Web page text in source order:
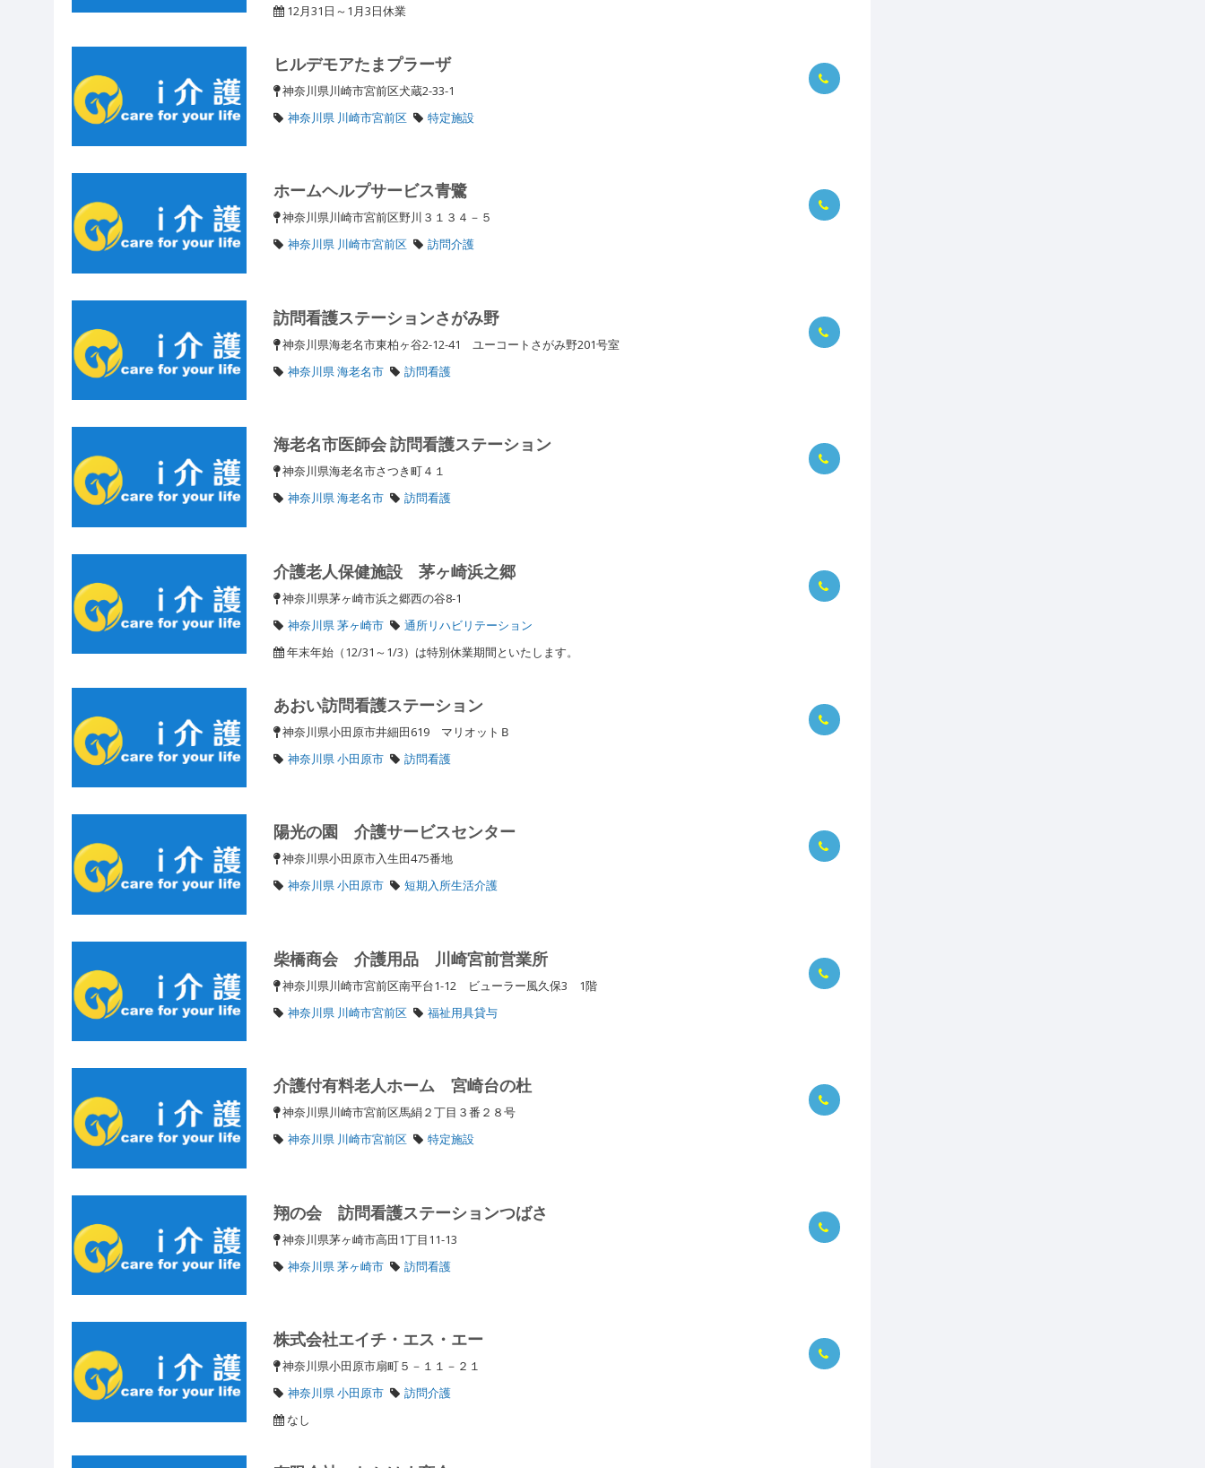
12月31日～1月3日休業
ヒルデモアたまプラーザ
神奈川県川崎市宮前区犬蔵2-33-1
神奈川県 川崎市宮前区
特定施設
ホームヘルプサービス青鷺
神奈川県川崎市宮前区野川３１３４－５
神奈川県 川崎市宮前区
訪問介護
訪問看護ステーションさがみ野
神奈川県海老名市東柏ヶ谷2-12-41 ユーコートさがみ野201号室
神奈川県 海老名市
訪問看護
海老名市医師会 訪問看護ステーション
神奈川県海老名市さつき町４１
神奈川県 海老名市
訪問看護
介護老人保健施設 茅ヶ崎浜之郷
神奈川県茅ヶ崎市浜之郷西の谷8-1
神奈川県 茅ヶ崎市
通所リハビリテーション
年末年始（12/31～1/3）は特別休業期間といたします。
あおい訪問看護ステーション
神奈川県小田原市井細田619 マリオットＢ
神奈川県 小田原市
訪問看護
陽光の園 介護サービスセンター
神奈川県小田原市入生田475番地
神奈川県 小田原市
短期入所生活介護
柴橋商会 介護用品 川崎宮前営業所
神奈川県川崎市宮前区南平台1-12 ビューラー風久保3 1階
神奈川県 川崎市宮前区
福祉用具貸与
介護付有料老人ホーム 宮崎台の杜
神奈川県川崎市宮前区馬絹２丁目３番２８号
神奈川県 川崎市宮前区
特定施設
翔の会 訪問看護ステーションつばさ
神奈川県茅ヶ崎市高田1丁目11-13
神奈川県 茅ヶ崎市
訪問看護
株式会社エイチ・エス・エー
神奈川県小田原市扇町５－１１－２１
神奈川県 小田原市
訪問介護
なし